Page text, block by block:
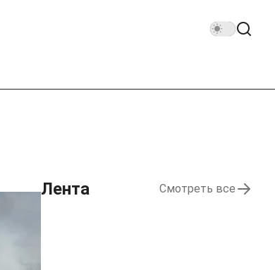
Лента Смотреть все